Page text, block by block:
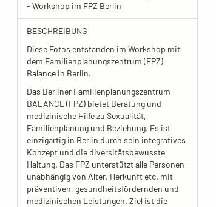
- Workshop im FPZ Berlin
BESCHREIBUNG
Diese Fotos entstanden im Workshop mit
dem Familienplanungszentrum (FPZ)
Balance in Berlin.
Das Berliner Familienplanungszentrum
BALANCE (FPZ) bietet Beratung und
medizinische Hilfe zu Sexualität,
Familienplanung und Beziehung. Es ist
einzigartig in Berlin durch sein integratives
Konzept und die diversitätsbewusste
Haltung. Das FPZ unterstützt alle Personen
unabhängig von Alter, Herkunft etc. mit
präventiven, gesundheitsfördernden und
medizinischen Leistungen. Ziel ist die